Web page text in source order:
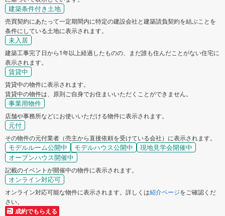
建築条件付き土地
売買契約にあたって一定期間内に特定の建設会社と建築請負契約を結ぶことを
条件にしている土地に表示されます。
未入居
建築工事完了日から1年以上経過したものの、まだ誰も住んだことがない住宅に
表示されます。
賃貸中
賃貸中の物件に表示されます。
賃貸中の物件は、原則ご自身でお住まいいただくことができません。
事業用物件
店舗や事務所などにお使いいただける物件に表示されます。
元付
その物件の元付業者（売主から直接依頼を受けている会社）に表示されます。
モデルルーム公開中 モデルハウス公開中
現地見学会開催中
オープンハウス開催中
記載のイベントが開催中の物件に表示されます。
オンライン対応可
オンライン対応可能な物件に表示されます。詳しくは紹介ページをご確認くだ
さい。
成約でもらえる